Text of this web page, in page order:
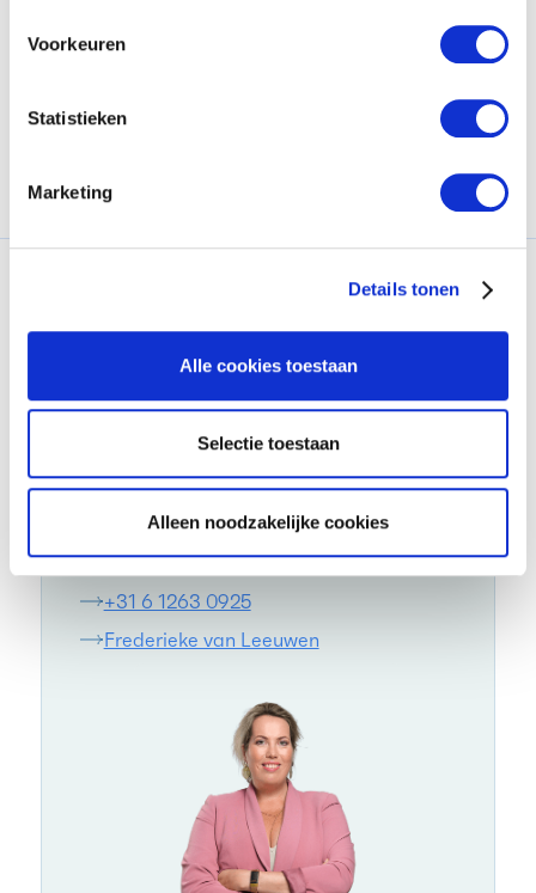
Voorkeuren
Statistieken
Marketing
Details tonen
Alle cookies toestaan
Selectie toestaan
Alleen noodzakelijke cookies
Meer weten overUsage &
Attitude onderzoek?
Business Lead Marketing Strategy
+31 6 1263 0925
Frederieke van Leeuwen